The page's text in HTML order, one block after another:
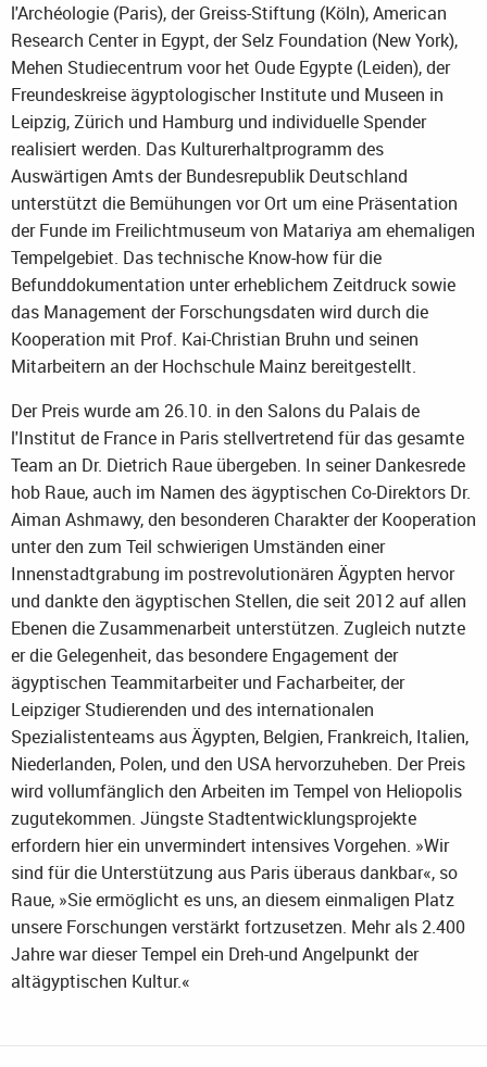
l'Archéologie (Paris), der Greiss-Stiftung (Köln), American
Research Center in Egypt, der Selz Foundation (New York),
Mehen Studiecentrum voor het Oude Egypte (Leiden), der
Freundeskreise ägyptologischer Institute und Museen in
Leipzig, Zürich und Hamburg und individuelle Spender
realisiert werden. Das Kulturerhaltprogramm des
Auswärtigen Amts der Bundesrepublik Deutschland
unterstützt die Bemühungen vor Ort um eine Präsentation
der Funde im Freilichtmuseum von Matariya am ehemaligen
Tempelgebiet. Das technische Know-how für die
Befunddokumentation unter erheblichem Zeitdruck sowie
das Management der Forschungsdaten wird durch die
Kooperation mit Prof. Kai-Christian Bruhn und seinen
Mitarbeitern an der Hochschule Mainz bereitgestellt.
Der Preis wurde am 26.10. in den Salons du Palais de
l'Institut de France in Paris stellvertretend für das gesamte
Team an Dr. Dietrich Raue übergeben. In seiner Dankesrede
hob Raue, auch im Namen des ägyptischen Co-Direktors Dr.
Aiman Ashmawy, den besonderen Charakter der Kooperation
unter den zum Teil schwierigen Umständen einer
Innenstadtgrabung im postrevolutionären Ägypten hervor
und dankte den ägyptischen Stellen, die seit 2012 auf allen
Ebenen die Zusammenarbeit unterstützen. Zugleich nutzte
er die Gelegenheit, das besondere Engagement der
ägyptischen Teammitarbeiter und Facharbeiter, der
Leipziger Studierenden und des internationalen
Spezialistenteams aus Ägypten, Belgien, Frankreich, Italien,
Niederlanden, Polen, und den USA hervorzuheben. Der Preis
wird vollumfänglich den Arbeiten im Tempel von Heliopolis
zugutekommen. Jüngste Stadtentwicklungsprojekte
erfordern hier ein unvermindert intensives Vorgehen. »Wir
sind für die Unterstützung aus Paris überaus dankbar«, so
Raue, »Sie ermöglicht es uns, an diesem einmaligen Platz
unsere Forschungen verstärkt fortzusetzen. Mehr als 2.400
Jahre war dieser Tempel ein Dreh-und Angelpunkt der
altägyptischen Kultur.«